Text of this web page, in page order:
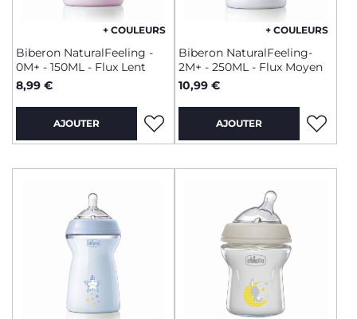
+ COULEURS
Biberon NaturalFeeling -
0M+ - 150ML - Flux Lent
8,99 €
AJOUTER
+ COULEURS
Biberon NaturalFeeling-
2M+ - 250ML - Flux Moyen
10,99 €
AJOUTER